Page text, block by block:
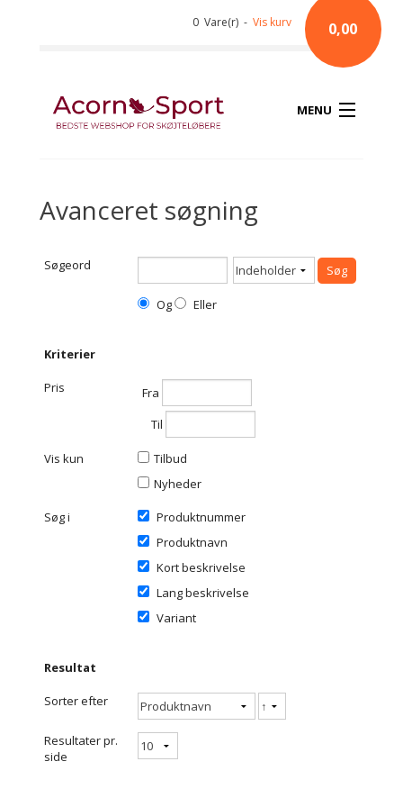
0 Vare(r) - Vis kurv 0,00
MENU
Avanceret søgning
Søgeord
Og Eller
Kriterier
Pris
Fra
Til
Vis kun
Tilbud
Nyheder
Søg i
Produktnummer
Produktnavn
Kort beskrivelse
Lang beskrivelse
Variant
Resultat
Sorter efter
Resultater pr.
side